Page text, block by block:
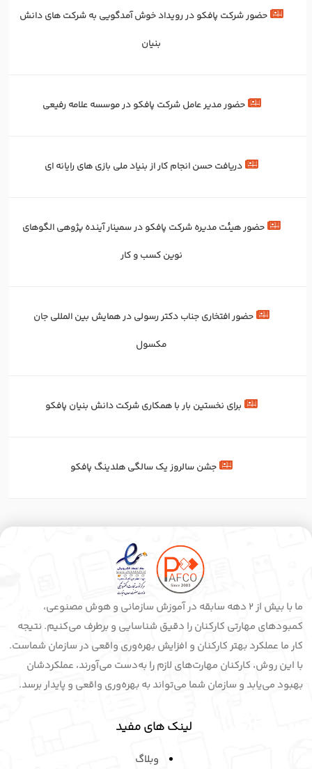
حضور شرکت پافکو در رویداد خوش آمدگویی به شرکت های دانش
بنیان
حضور مدیر عامل شرکت پافکو در موسسه علامه رفیعی
دریافت حسن انجام کار از بنیاد ملی بازی های رایانه ای
حضور هیئت مدیره شرکت پافکو در سمینار آینده پژوهی الگوهای
نوین کسب و کار
حضور افتخاری جناب دکتر رسولی در همایش بین المللی جان
مکسول
برای‌ نخستین‌ بار با همکاری شرکت دانش بنیان پافکو
جشن سالروز یک سالگی هلدینگ پافکو
ما با بیش از 2 دهه سابقه در آموزش سازمانی و هوش مصنوعی،
کمبودهای مهارتی کارکنان را دقیق شناسایی و برطرف می‌کنیم. نتیجه
کار ما عملکرد بهتر کارکنان و افزایش بهره‌وری واقعی در سازمان شماست.
با این روش، کارکنان مهارت‌های لازم را به‌دست می‌آورند، عملکردشان
بهبود می‌یابد و سازمان شما می‌تواند به بهره‌وری واقعی و پایدار برسد.
لینک های مفید
وبلاگ